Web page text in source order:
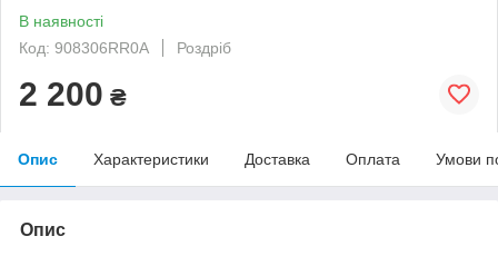
В наявності
Код: 908306RR0A
Роздріб
2 200 ₴
Опис Характеристики Доставка Оплата Умови
Опис